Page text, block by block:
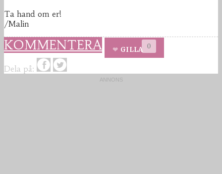
Ta hand om er!
/Malin
KOMMENTERA 0
GILLA
Dela på: